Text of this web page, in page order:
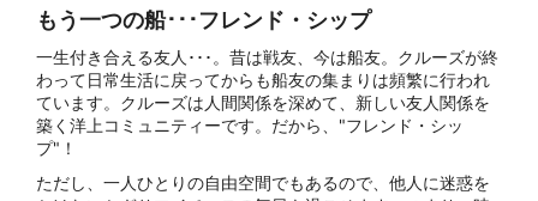
もう一つの船･･･フレンド・シップ
一生付き合える友人･･･。昔は戦友、今は船友。クルーズが終
わって日常生活に戻ってからも船友の集まりは頻繁に行われ
ています。クルーズは人間関係を深めて、新しい友人関係を
築く洋上コミュニティーです。だから、"フレンド・シッ
プ"！
ただし、一人ひとりの自由空間でもあるので、他人に迷惑を